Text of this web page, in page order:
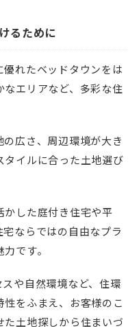
るために
れたベッドタウンをは
エリアなど、多彩な住
広さ、周辺環境が大き
タイルに合った土地選び
かした庭付き住宅や平
ならではの自由なプラ
です。
や自然環境など、住環
をふまえ、お客様のこ
土地探しから住まいづ